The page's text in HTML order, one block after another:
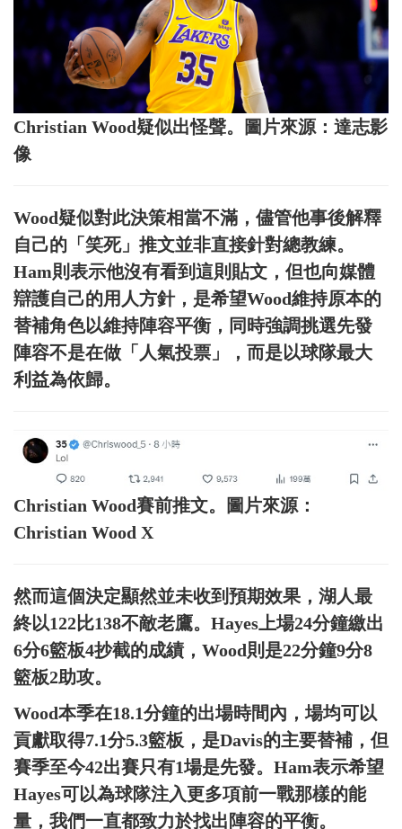
Christian Wood疑似出怪聲。圖片來源：達志影
像
Wood疑似對此決策相當不滿，儘管他事後解釋
自己的「笑死」推文並非直接針對總教練。
Ham則表示他沒有看到這則貼文，但也向媒體
辯護自己的用人方針，是希望Wood維持原本的
替補角色以維持陣容平衡，同時強調挑選先發
陣容不是在做「人氣投票」，而是以球隊最大
利益為依歸。
Christian Wood賽前推文。圖片來源：
Christian Wood X
然而這個決定顯然並未收到預期效果，湖人最
終以122比138不敵老鷹。Hayes上場24分鐘繳出
6分6籃板4抄截的成績，Wood則是22分鐘9分8
籃板2助攻。
Wood本季在18.1分鐘的出場時間內，場均可以
貢獻取得7.1分5.3籃板，是Davis的主要替補，但
賽季至今42出賽只有1場是先發。Ham表示希望
Hayes可以為球隊注入更多項前一戰那樣的能
量，我們一直都致力於找出陣容的平衡。